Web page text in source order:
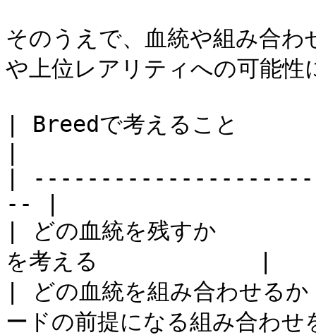
そのうえで、血統や組み合
や上位レアリティへの可能
| Breedで考えること
|
-- |
| どの血統を残すか
を考える            |
| どの血統を組み合わせ
ードの前提になる組み合わ